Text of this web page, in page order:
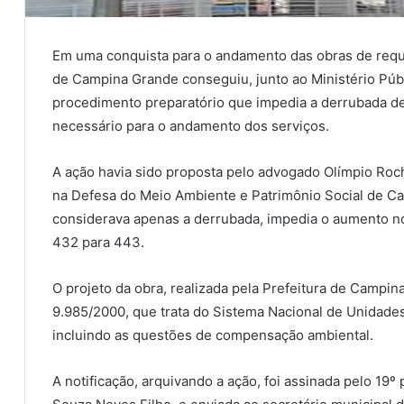
Em uma conquista para o andamento das obras de
de Campina Grande conseguiu, junto ao Ministério
procedimento preparatório que impedia a derrubada
necessário para o andamento dos serviços.
A ação havia sido proposta pelo advogado Olímpio
na Defesa do Meio Ambiente e Patrimônio Social de
considerava apenas a derrubada, impedia o aumento
432 para 443.
O projeto da obra, realizada pela Prefeitura de
9.985/2000, que trata do Sistema Nacional de
incluindo as questões de compensação ambiental.
A notificação, arquivando a ação, foi assinada pelo